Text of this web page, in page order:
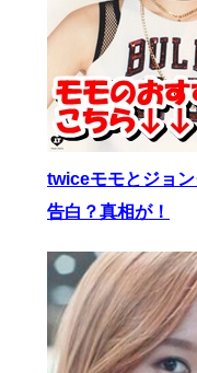
twiceモモとジョ
告白？真相が！